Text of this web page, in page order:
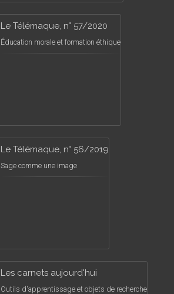
Le Télémaque, n° 57/2020
Éducation morale et formation éthique
Le Télémaque, n° 56/2019
Sage comme une image
Les carnets aujourd'hui
Outils d'apprentissage et objets de recherche